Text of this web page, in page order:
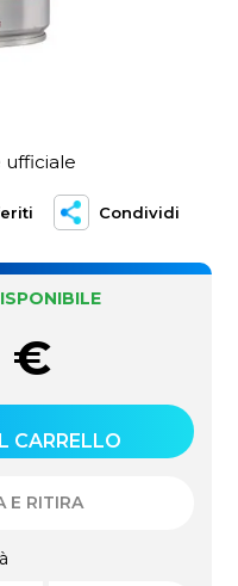
ufficiale
Condividi
€
CARRELLO
E RITIRA